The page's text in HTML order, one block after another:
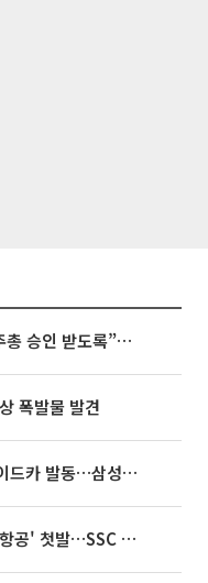
김정관 장관 “반도체 성과급, 주총 승인 받도록”…상법·자본시장법 개정 시사
폭발물 발견
코스피, 장중 5%대 급락에 사이드카 발동…삼성·SK 동반 폭락
티웨이항공, 새 이름 '트리니티항공' 첫발…SSC 전략 본격화